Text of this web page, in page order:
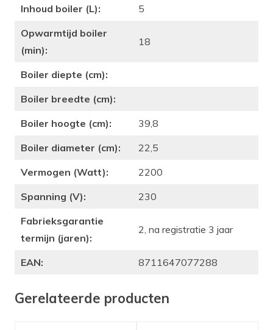
Inhoud boiler (L):
5
Opwarmtijd boiler
(min):
18
Boiler diepte (cm):
Boiler breedte (cm):
Boiler hoogte (cm):
39,8
Boiler diameter (cm):
22,5
Vermogen (Watt):
2200
Spanning (V):
230
Fabrieksgarantie
termijn (jaren):
2, na registratie 3 jaar
EAN: 8711647077288
Gerelateerde producten